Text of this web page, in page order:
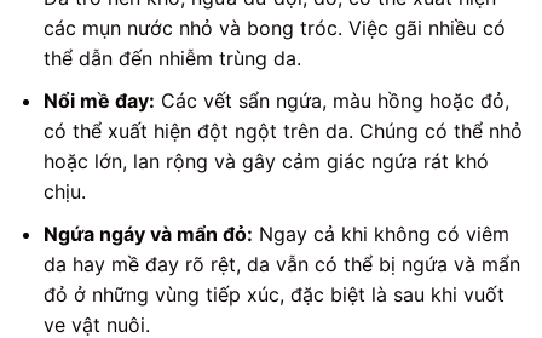
các mụn nước nhỏ và bong tróc. Việc gãi nhiều có
thể dẫn đến nhiễm trùng da.
Nổi mề đay: Các vết sẩn ngứa, màu hồng hoặc đỏ,
có thể xuất hiện đột ngột trên da. Chúng có thể nhỏ
hoặc lớn, lan rộng và gây cảm giác ngứa rát khó
chịu.
Ngứa ngáy và mẩn đỏ: Ngay cả khi không có viêm
da hay mề đay rõ rệt, da vẫn có thể bị ngứa và mẩn
đỏ ở những vùng tiếp xúc, đặc biệt là sau khi vuốt
ve vật nuôi.